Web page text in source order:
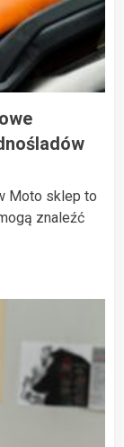
Moto sklep to
znaleźć